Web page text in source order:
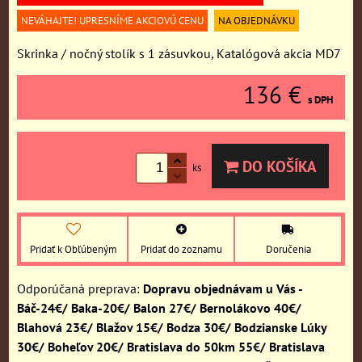
NEVÁHAJTE! UPRESNÍME AKCIOVÚ CENU
NA OBJEDNÁVKU
Skrinka / nočný stolík s 1 zásuvkou, Katalógová akcia MD7
136 € s DPH
ks DO KOŠÍKA
Pridať k Obľúbeným Pridať do zoznamu Doručenia
Dopravu objednávam u Vás -
Báč-24€/ Baka-20€/ Balon 27€/ Bernolákovo 40€/
Blahová 23€/ Blažov 15€/ Bodza 30€/ Bodzianske Lúky
30€/ Boheľov 20€/ Bratislava do 50km 55€/ Bratislava